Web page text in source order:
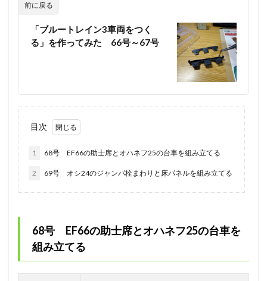
前に戻る
「ブルートレイン3車両をつく
る」を作ってみた 66号～67号
目次
1 68号 EF66の助士席とオハネフ25の台車を組み立てる
2 69号 オシ24のジャンパ栓まわりと床パネルを組み立てる
68号 EF66の助士席とオハネフ25の台車を
組み立てる